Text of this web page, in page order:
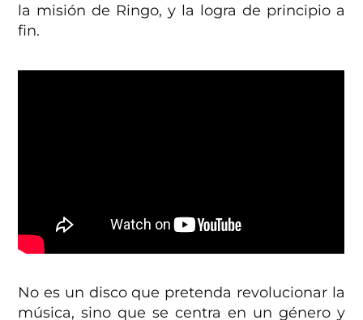
la misión de Ringo, y la logra de principio a
fin.
No es un disco que pretenda revolucionar la
música, sino que se centra en un género y